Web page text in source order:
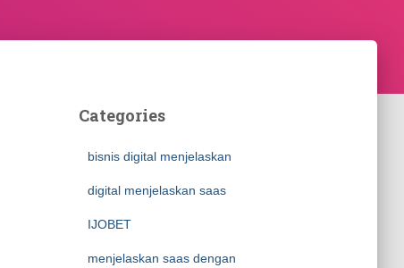
Categories
bisnis digital menjelaskan
digital menjelaskan saas
IJOBET
menjelaskan saas dengan